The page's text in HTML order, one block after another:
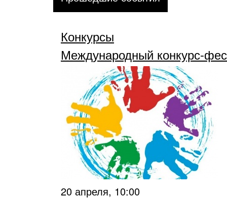
Конкурсы
Международный конкурс-
20 апреля, 10:00